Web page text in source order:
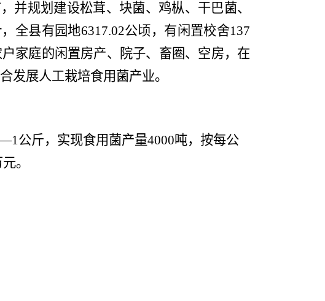
并规划建设松茸、块菌、鸡枞、干巴菌、
，全县有园地6317.02公顷，有闲置校舍137
家庭的闲置房产、院子、畜圈、空房，在
发展人工栽培食用菌产业。
1公斤， 实现食用菌产量4000吨，按每公
。